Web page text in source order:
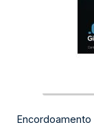
Encordoamento